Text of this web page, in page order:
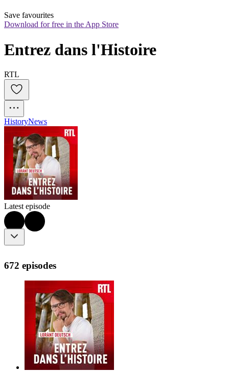
Save favourites
Download for free in the App Store
Entrez dans l'Histoire
RTL
HistoryNews
Latest episode
672 episodes